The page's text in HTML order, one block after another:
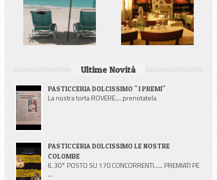
Ultime Novità
PASTICCERIA DOLCISSIMO " I PREMI"
La nostra torta ROVERE.... prenotatela
PASTICCERIA DOLCISSIMO LE NOSTRE
COLOMBE
IL 30° POSTO SU 170 CONCORRENTI...... PREMIATI PE
...